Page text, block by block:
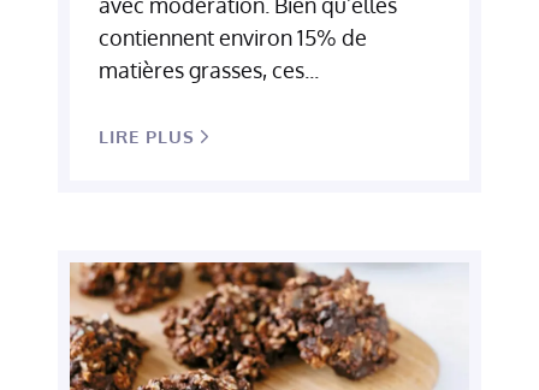
avec modération. Bien qu’elles
contiennent environ 15% de
matières grasses, ces...
LIRE PLUS